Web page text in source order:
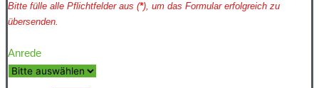
Bitte fülle alle Pflichtfelder aus (*), um das Formular erfolgreich zu
übersenden.
Anrede